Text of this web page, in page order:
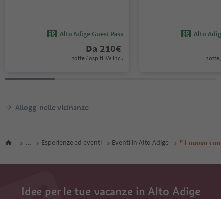
Alto Adige Guest Pass
Da 210€
notte / ospiti IVA incl.
Alto
notte
Alloggi nelle vicinanze
... Esperienze ed eventi Eventi in Alto Adige "Il nuovo
Idee per le tue vacanze in Alto Adige